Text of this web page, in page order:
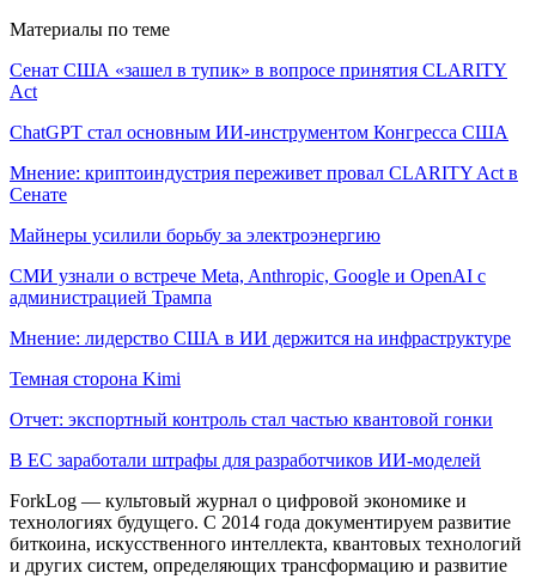
Материалы по теме
Сенат США «зашел в тупик» в вопросе принятия CLARITY
Act
ChatGPT стал основным ИИ-инструментом Конгресса США
Мнение: криптоиндустрия переживет провал CLARITY Act в
Сенате
Майнеры усилили борьбу за электроэнергию
СМИ узнали о встрече Meta, Anthropic, Google и OpenAI с
администрацией Трампа
Мнение: лидерство США в ИИ держится на инфраструктуре
Темная сторона Kimi
Отчет: экспортный контроль стал частью квантовой гонки
В ЕС заработали штрафы для разработчиков ИИ-моделей
ForkLog — культовый журнал о цифровой экономике и
технологиях будущего. С 2014 года документируем развитие
биткоина, искусственного интеллекта, квантовых технологий
и других систем, определяющих трансформацию и развитие